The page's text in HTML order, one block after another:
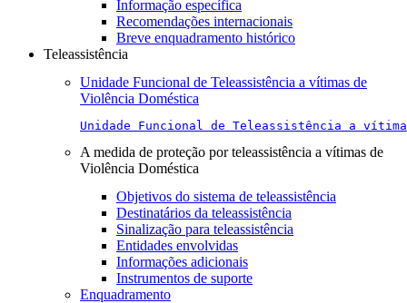
Informação específica
Recomendações internacionais
Breve enquadramento histórico
Teleassistência
Unidade Funcional de Teleassistência a vítimas de
Violência Doméstica
Unidade Funcional de Teleassistência a
A medida de proteção por teleassistência a vítimas de
Violência Doméstica
Objetivos do sistema de teleassistência
Destinatários da teleassistência
Sinalização para teleassistência
Entidades envolvidas
Informações adicionais
Instrumentos de suporte
Enquadramento